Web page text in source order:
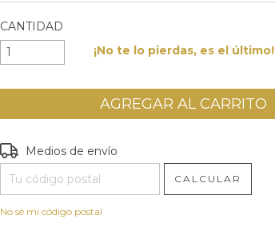
CANTIDAD
¡No te lo pierdas, es el último!
Entregas para el CP:
Medios de envío
CALCULAR
No sé mi código postal